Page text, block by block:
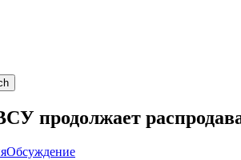
продолжает
Обсуждение